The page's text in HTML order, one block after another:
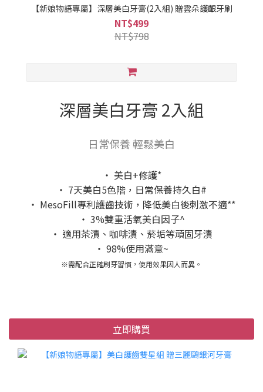
【新娘物語專屬】深層美白牙膏(2入組) 贈雲朵護齦牙刷
NT$499
NT$798
深層美白牙膏 2入組
日常保養 輕鬆美白
‧ 美白+修護*
‧ 7天美白5色階，日常保養持久白#
‧ MesoFill專利護齒技術，降低美白後刺激不適**
‧ 3%雙重活氧美白因子^
‧ 適用茶漬、咖啡漬、菸垢等頑固牙漬
‧ 98%使用滿意~
※需配合正確刷牙習慣，使用效果因人而異。
立即購買